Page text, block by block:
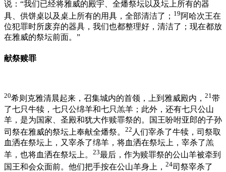
说：“我们已经将雅威的殿宇、全燔祭坛以及坛上所有的器
具、供饼桌以及桌上所有的用具，全部清洁了； 19 阿哈次王在
位犯罪时所废弃的器具，我们也都整理好，清洁了；现在都放
在雅威的祭坛前面。”
献祭赎罪
20希则克雅清晨起来，召集城内的首领，上到雅威殿内， 21带
了七只牛犊，七只公绵羊和七只羔羊；此外，还有七只公山
羊，是为国家、圣殿和犹大作赎罪祭的。国王吩咐亚郎的子孙
司祭在雅威的祭坛上奉献全燔祭。 22 人们宰杀了牛犊，司祭取
血洒在祭坛上，又宰杀了绵羊，将血洒在祭坛上，宰杀了羔
羊，也将血洒在祭坛上。 23最后，作为赎罪祭的公山羊被牵到
国王和会众面前。他们把手按在公山羊身上， 24司祭宰杀了